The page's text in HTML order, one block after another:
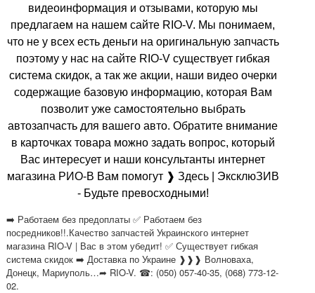
видеоинформация и отзывами, которую мы
предлагаем на нашем сайте RIO-V. Мы понимаем,
что не у всех есть деньги на оригинальную запчасть
поэтому у нас на сайте RIO-V существует гибкая
система скидок, а так же акции, наши видео очерки
содержащие базовую информацию, которая Вам
позволит уже самостоятельно выбрать
автозапчасть для вашего авто. Обратите внимание
в карточках товара можно задать вопрос, который
Вас интересует и наши консультанты интернет
магазина РИО-В Вам помогут ❱ Здесь | ЭксклюЗИВ
- Будьте превосходными!
➡️ Работаем без предоплаты ✅ Работаем без
посредников!!.Качество запчастей Украинского интернет
магазина RIO-V | Вас в этом убедит! ✅ Существует гибкая
система скидок ➡️ Доставка по Украине ❱❱❱ Волноваха,
Донецк, Мариуполь…➦ RIO-V. ☎: (050) 057-40-35, (068) 773-12-
02.